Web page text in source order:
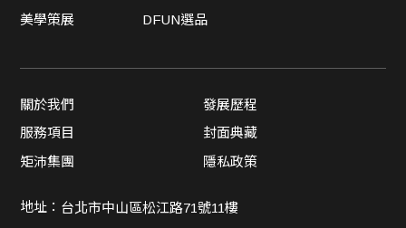
美學策展
DFUN選品
關於我們
發展歷程
服務項目
封面典藏
矩沛集團
隱私政策
地址： 台北市中山區松江路71號11樓